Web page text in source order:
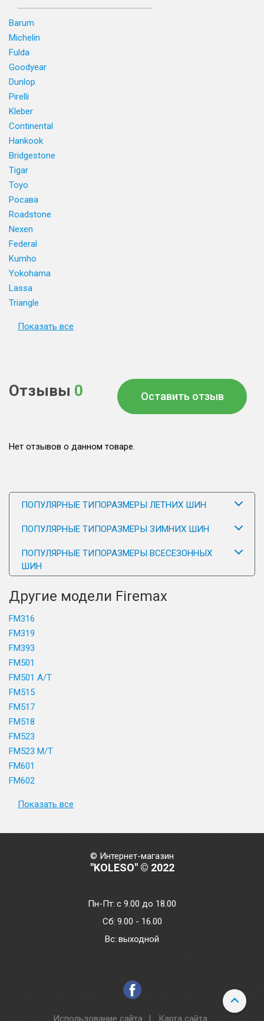
Barum
Michelin
Fulda
Goodyear
Dunlop
Pirelli
Kleber
Continental
Hankook
Bridgestone
Tigar
Toyo
Росава
Roadstone
Nexen
Federal
Kumho
Yokohama
Lassa
Triangle
Показать все
Отзывы 0 Оставить отзыв
Нет отзывов о данном товаре.
ПОПУЛЯРНЫЕ ТИПОРАЗМЕРЫ ЛЕТНИХ ШИН
ПОПУЛЯРНЫЕ ТИПОРАЗМЕРЫ ЗИМНИХ ШИН
ПОПУЛЯРНЫЕ ТИПОРАЗМЕРЫ ВСЕСЕЗОННЫХ
ШИН
Другие модели Firemax
FM316
FM319
FM393
FM501
FM501 A/T
FM515
FM517
FM518
FM523
FM523 M/T
FM601
FM602
Показать все
© Интернет-магазин
"KOLESO" © 2022
Пн-Пт:с 9.00 до 18.00
Сб: 9.00 - 16.00
Bc: выходной
Использование сайта | Карта сайта